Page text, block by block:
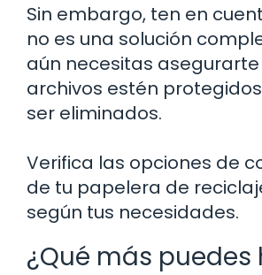
Sin embargo, ten en
no es una solución
aún necesitas
archivos estén
ser eliminados.
Verifica las opciones de
de tu papelera de
según tus necesidades.
¿Qué más puedes